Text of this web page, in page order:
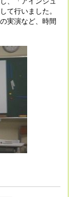
て行いました。
実演など、時間